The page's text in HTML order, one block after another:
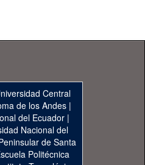
Central
de los Andes|
del Ecuador|
Nacional del
de Santa
Politécnica